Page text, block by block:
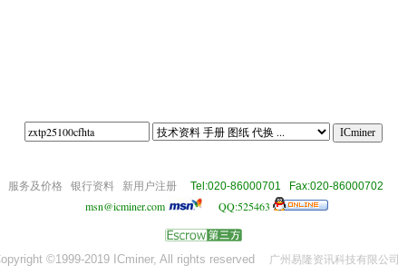
服务及价格 银行资料 新用户注册 Tel:020-86000701 Fax:020-86000702
msn@icminer.com QQ:525463
©1999-2019 ICminer, All rights reserved 广州易隆资讯科技有限公司